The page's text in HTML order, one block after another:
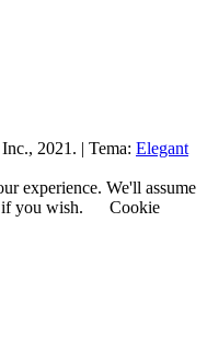
2021. | Tema: Elegant
experience. We'll assume
you wish.
Cookie